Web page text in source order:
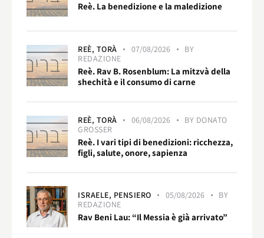
Reè. La benedizione e la maledizione
REÈ, TORÀ 07/08/2026
BY
REDAZIONE
Reè. Rav B. Rosenblum: La mitzvà della
shechità e il consumo di carne
REÈ, TORÀ 06/08/2026 BY DONATO
GROSSER
Reè. I vari tipi di benedizioni: ricchezza,
figli, salute, onore, sapienza
ISRAELE, PENSIERO 05/08/2026
BY
REDAZIONE
Rav Beni Lau: “Il Messia è già arrivato”